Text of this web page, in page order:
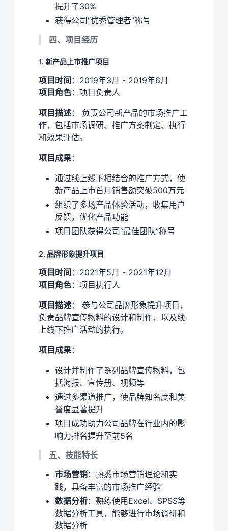
提升了30%
获得公司“优秀管理者”称号
四、项目经历
1. 新产品上市推广项目
项目时间 ：2019年3月 - 2019年6月
项目角色：项目负责人
项目描述： 负责公司新产品的市场推广工
作，包括市场调研、推广方案制定、执行
和效果评估。
项目成果：
通过线上线下相结合的推广方式，使
新产品上市首月销售额突破500万元
组织了多场产品体验活动，收集用户
反馈，优化产品功能
项目团队获得公司“最佳团队”称号
2. 品牌形象提升项目
项目时间 ：2021年5月 - 2021年12月
项目角色：项目执行人
项目描述： 参与公司品牌形象提升项目，
负责品牌宣传物料的设计和制作，以及线
上线下推广活动的执行。
项目成果：
设计并制作了系列品牌宣传物料，包
括海报、宣传册、视频等
通过多渠道推广，使品牌知名度和美
誉度显著提升
项目成功助力公司品牌在行业内的影
响力排名提升至前5名
五、技能特长
市场营销：熟悉市场营销理论和实
践，具备丰富的市场推广经验
数据分析：熟练使用Excel、SPSS等
数据分析工具，能够进行市场调研和
数据分析